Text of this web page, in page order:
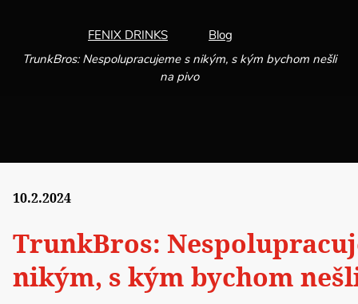
FENIX DRINKS
Blog
TrunkBros: Nespolupracujeme s nikým, s kým bychom nešli
na pivo
10.2.2024
TrunkBros:
nikým, s kým bychom